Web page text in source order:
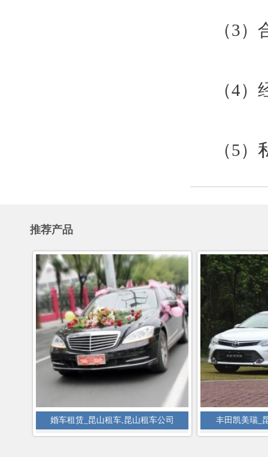
（3
（4
（5
推荐产品
婚车租赁_昆山租车,昆山租车公司 丰田凯美瑞_